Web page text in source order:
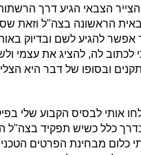
הצבאי הגיע דרך
הראשונה בצה"ל וזאת
להגיע לשם ובדיוק
לכתוב לה, להציג את עצמי
ובסופו של דבר היא
לתפקיד, עשיתי טירונות 02 ושלחו אותי
כלל כשיש תפקיד בצה''ל
כלום מבחינת הפרטים